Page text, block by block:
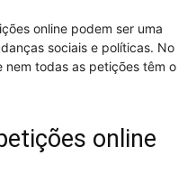
online podem ser uma
sociais e políticas. No
todas as petições têm o
online